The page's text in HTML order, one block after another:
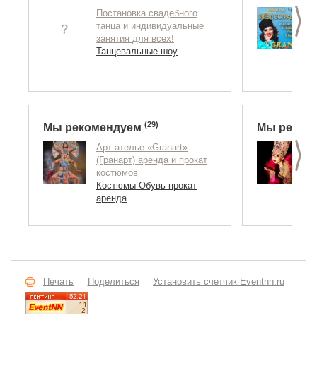
>
Постановка свадебного
танца и индивидуальные
занятия для всех!
Танцевальные шоу
>
Мы рекомендуем (29)
Aрт-ателье «Granart»
(Гранарт) аренда и прокат
костюмов
Костюмы Обувь прокат
аренда
Мы
Печать Поделиться Установить счетчик Eventnn.ru